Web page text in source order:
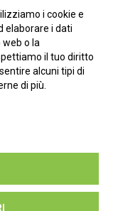
Roma
i cookie e
elaborare i dati
o la
il tuo diritto
alcuni tipi di
di più.